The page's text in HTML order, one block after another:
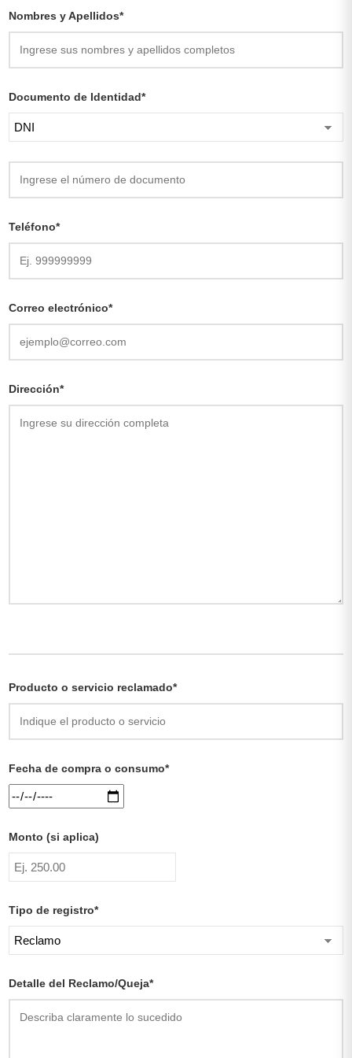
Nombres y Apellidos*
Documento de Identidad*
Teléfono*
Correo electrónico*
Dirección*
Producto o servicio reclamado*
Fecha de compra o consumo*
Monto (si aplica)
Tipo de registro*
Detalle del Reclamo/Queja*